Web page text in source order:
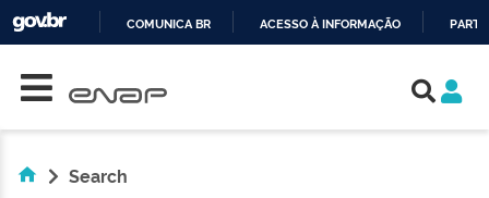
COMUNICA BR ACESSO À INFORMAÇÃO
Search